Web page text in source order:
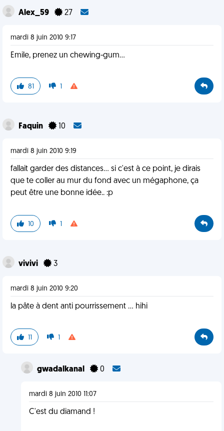
Alex_59 27
mardi 8 juin 2010 9:17
Emile, prenez un chewing-gum...
81 1
Faquin 10
mardi 8 juin 2010 9:19
fallait garder des distances... si c'est à ce point, je dirais
que te coller au mur du fond avec un mégaphone, ça
peut être une bonne idée.. :p
10 1
vivivi 3
mardi 8 juin 2010 9:20
la pâte à dent anti pourrissement ... hihi
11 1
gwadalkanal 0
mardi 8 juin 2010 11:07
C'est du diamand !